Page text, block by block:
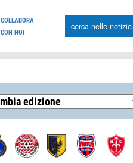
COLLABORA
CON NOI